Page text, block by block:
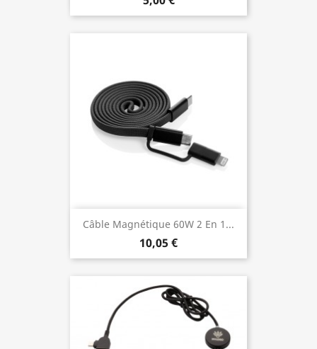
Câble Magnétique 60W 2 En 1...
10,05 €